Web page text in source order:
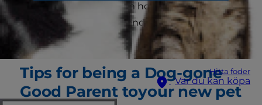
Hitta foder
Var du kan köpa
better than bringing him home. Here are a few
tips to give your new friend a safe and happy
welcome.
Tips for being a Dog-gone
Good Parent toyour new pet